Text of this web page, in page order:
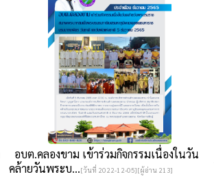
อบต.คลองขาม เข้าร่วมกิจกรรมเนื่องในวัน
คล้ายวันพระบ...[วันที่ 2022-12-05][ผู้อ่าน 213]